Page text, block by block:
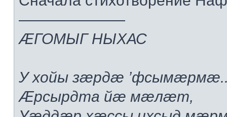
———————
ÆГОМЫГ НЫХАС
У хойы зæрдæ
Æрсырдта йæ мæлæт,